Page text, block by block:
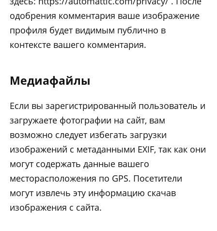
одобрения комментария ваше изображение
профиля будет видимым публично в
контексте вашего комментария.
Медиафайлы
Если вы зарегистрированный пользователь и
загружаете фотографии на сайт, вам
возможно следует избегать загрузки
изображений с метаданными EXIF, так как они
могут содержать данные вашего
месторасположения по GPS. Посетители
могут извлечь эту информацию скачав
изображения с сайта.